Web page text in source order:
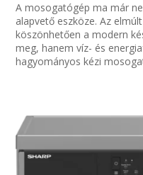
A mosogatógép ma már
alapvető eszköze. Az
köszönhetően a modern
meg, hanem víz- és
hagyományos kézi